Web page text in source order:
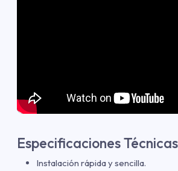
Especificaciones Técnicas
Instalación rápida y sencilla.